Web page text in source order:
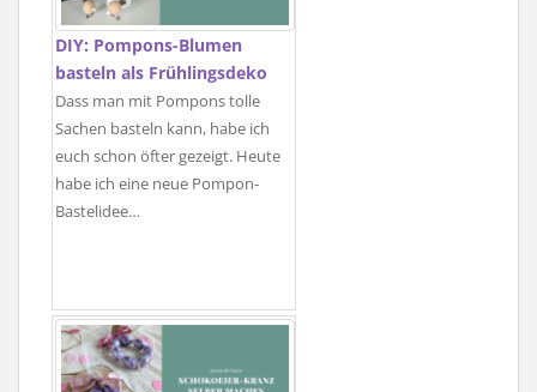
DIY: Pompons-Blumen
basteln als Frühlingsdeko
Dass man mit Pompons tolle
Sachen basteln kann, habe ich
euch schon öfter gezeigt. Heute
habe ich eine neue Pompon-
Bastelidee…